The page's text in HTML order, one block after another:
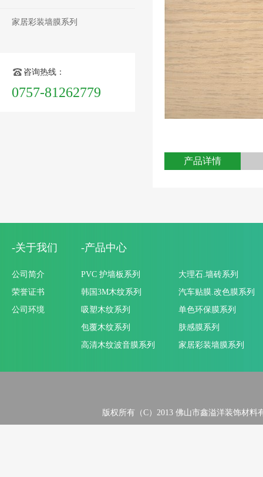
家居彩装墙膜系列
咨询热线：
0757-81262779
产品详情
-关于我们
公司简介
荣誉证书
公司环境
-产品中心
PVC 护墙板系列
韩国3M木纹系列
吸塑木纹系列
包覆木纹系列
高清木纹波音膜系列
大理石.墙砖系列
汽车贴膜.改色膜系列
单色环保膜系列
肤感膜系列
家居彩装墙膜系列
版权所有（C）2013 佛山市鑫溢洋装饰材料